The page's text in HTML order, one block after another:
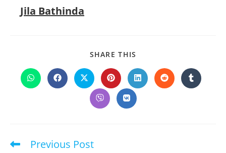
Jila Bathinda
SHARE THIS
CONTENT
Opens
in
Opens
in
Opens
in
new
window
Opens
in
new
window
Opens
in
Opens
in
Opens
in
Opens
in
Opens
in
Read
Previous Post